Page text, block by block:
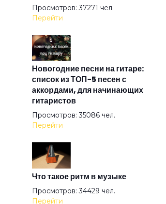
Мальчуган
Мои видения
Мои старые друзья
На Землю Звёзды
Наташка
Не забывай
Просмотров: 37271 чел.
Перейти
Новогодние песни на гитаре:
список из ТОП-5 песен с
аккордами, для начинающих
гитаристов
Просмотров: 35086 чел.
Перейти
Что такое ритм в музыке
Просмотров: 34429 чел.
Перейти